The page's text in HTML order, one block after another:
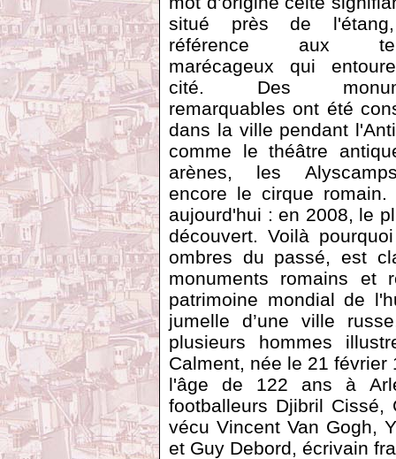
situé près de
référence aux
marécageux qui
cité. Des
remarquables ont été
dans la ville pendant
comme le théâtre
arènes, les
encore le cirque romain.
aujourd'hui : en 2008, le
découvert. Voilà
ombres du passé, est
monuments romains
patrimoine mondial de
jumelle d’une ville
plusieurs hommes
Calment, née le 21
l'âge de 122 ans à
footballeurs Djibril
vécu Vincent Van Gogh,
et Guy Debord, écrivain